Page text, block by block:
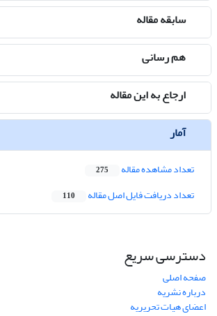
سابقه مقاله
هم رسانی
ارجاع به این مقاله
آمار
تعداد مشاهده مقاله 275
تعداد دریافت فایل اصل مقاله 110
دسترسی سریع
صفحه اصلی
درباره نشریه
اعضای هیات تحریریه